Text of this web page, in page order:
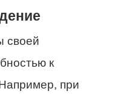
своей
к
при